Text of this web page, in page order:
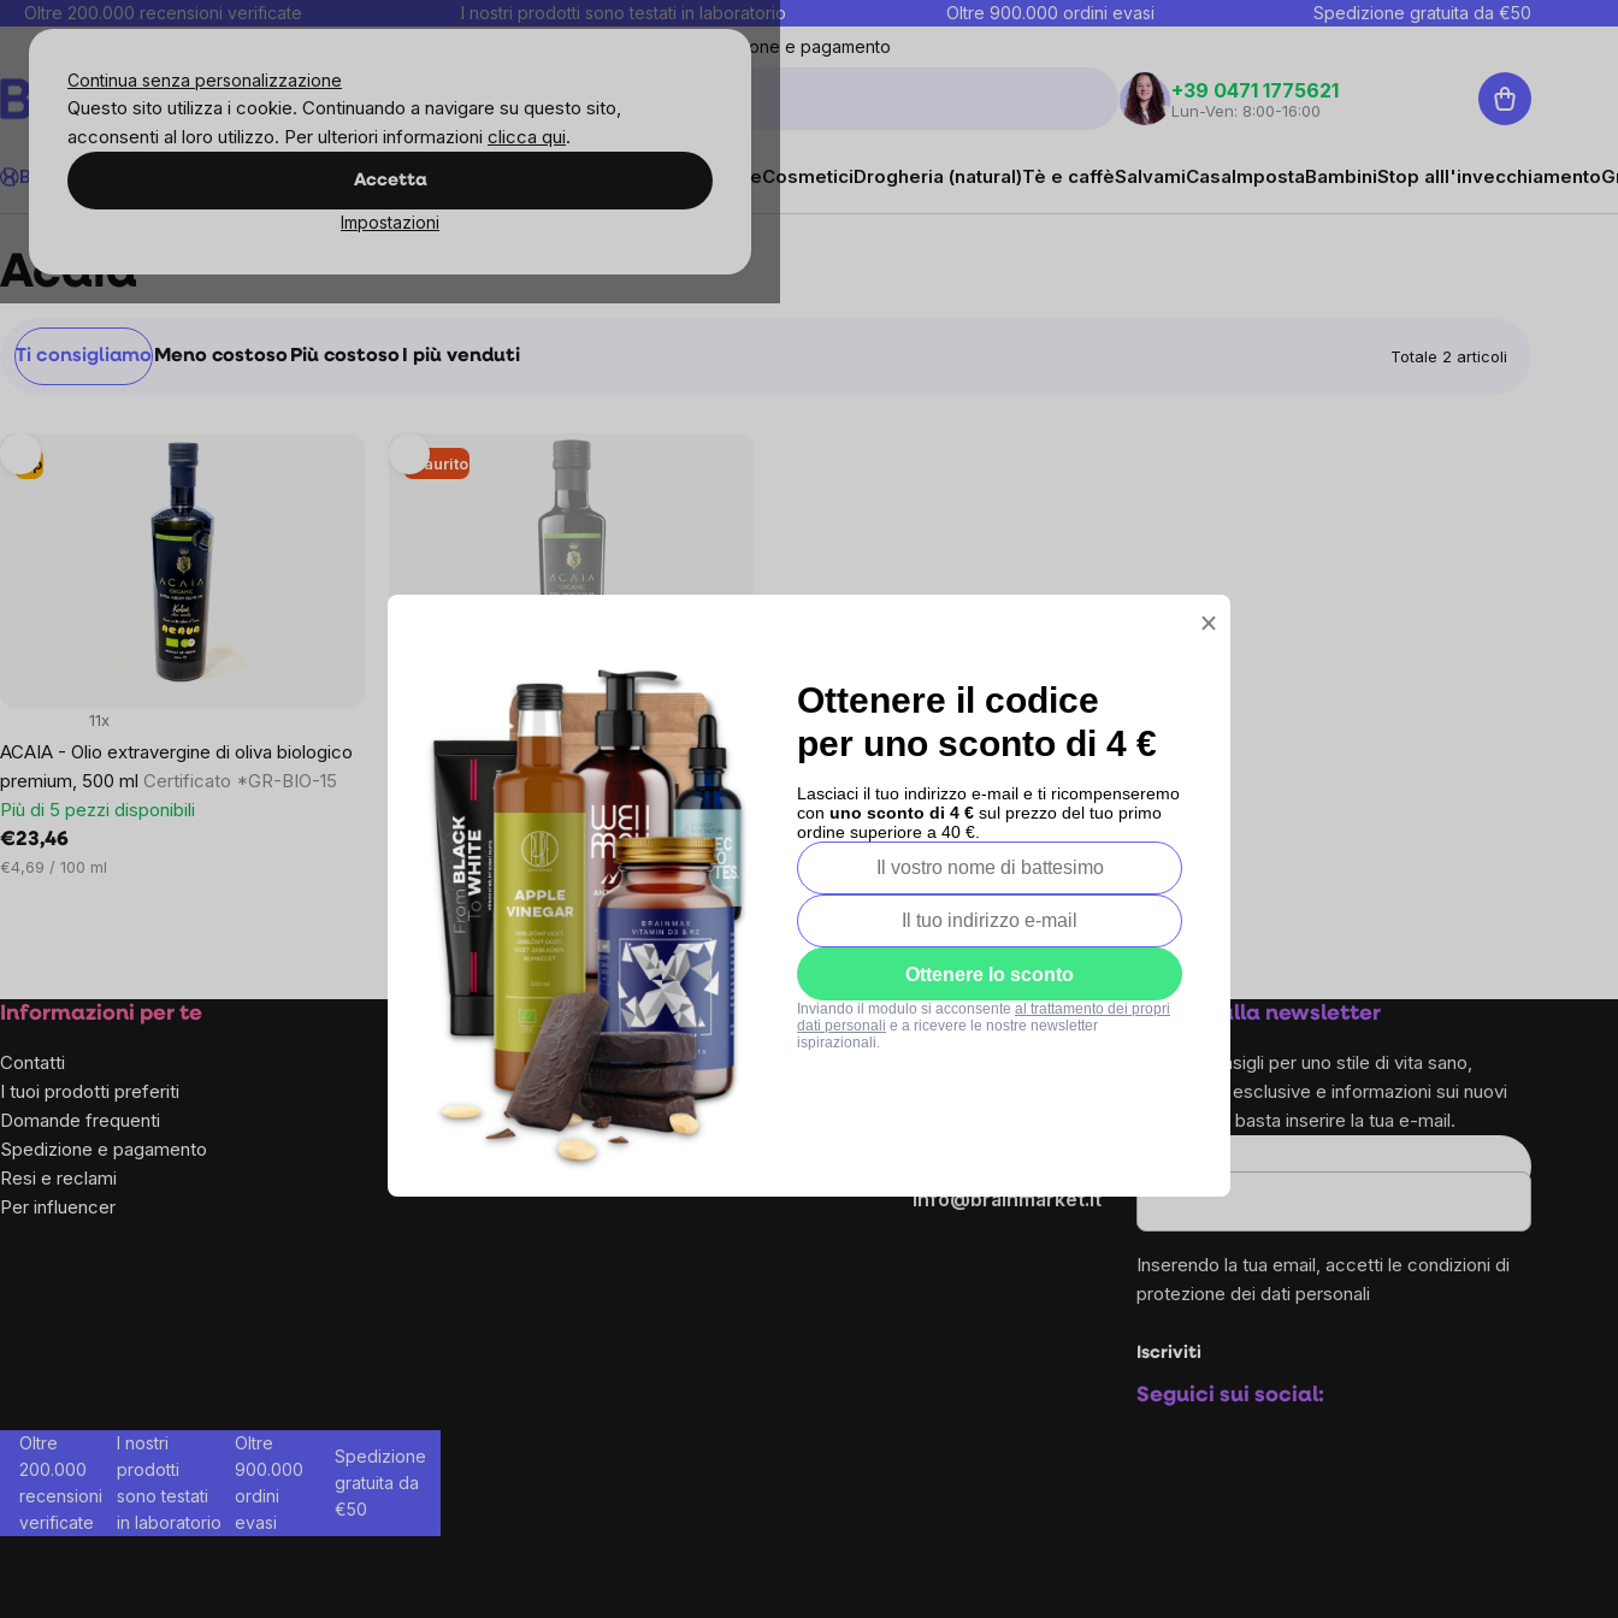
Continua senza personalizzazione
Questo sito utilizza i cookie. Continuando a navigare su questo sito,
acconsenti al loro utilizzo. Per ulteriori informazioni clicca qui.
Accetta
Impostazioni
Salta
contenuto
Oltre 200.000 recensioni verificate I nostri prodotti sono testati in laboratorio Oltre 900.000 ordini evasi Spedizione gratuita da €50
Spedizione e pagamento
Cerca
+39 0471 1775621
Lun-Ven: 8:00-16:00
Carrello
BrainMax AlimentiAlimentazione sana Integratori e vitamineCosmeticiDrogheria (natural)Tè e caffèSalvamiCasaImpostaBambiniStop alll'invecchiamento
Acaia
Ordinamento
prodotti
Ti consigliamo Meno costoso Più costoso I più venduti Totale 2 articoli
List
Tip
ACAIA - Olio extravergine di oliva biologico
premium, 500 ml Certificato *GR-BIO-15
11x
Più di 5 pezzi disponibili
€23,46
Prezzo
€4,69 / 100 ml
Esaurito
ACAIA Olio extravergine di oliva di Lesbo,
250 ml
Olio d'oliva della varietà Kolovi
Esaurito
€13,02
controls
Footer
Informazioni per te
Contatti
I tuoi prodotti preferiti
Domande frequenti
Spedizione e pagamento
Resi e reclami
Per influencer
Sulla nostra
azienda
Chi siamo
Per influencer
I nostri progetti
Blog
Contatti
info@brainmarket.it
Iscriviti alla newsletter
e ricevi consigli per uno stile di vita sano,
promozioni esclusive e informazioni sui nuovi
prodotti – ti basta inserire la tua e-mail.
Inserendo la tua email, accetti le condizioni di
protezione dei dati personali
Iscriviti
Seguici sui social:
Oltre
200.000
recensioni
verificate
I nostri
prodotti
sono testati
in laboratorio
Oltre
900.000
ordini
evasi
Spedizione
gratuita da
€50
×
Ottenere il codice
per uno sconto di 4 €
Lasciaci il tuo indirizzo e-mail e ti ricompenseremo
con uno sconto di 4 € sul prezzo del tuo primo
ordine superiore a 40 €.
Ottenere lo sconto
Inviando il modulo si acconsente al trattamento dei propri
dati personali e a ricevere le nostre newsletter
ispirazionali.